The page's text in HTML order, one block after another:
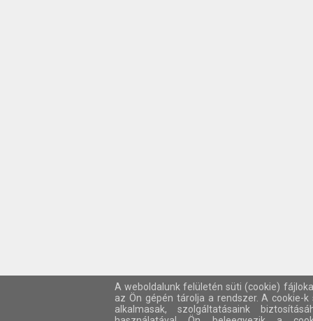
A weboldalunk felületén süti (cookie)
az Ön gépén tárolja a rendszer. A cookie-
alkalmasak, szolgáltatásaink